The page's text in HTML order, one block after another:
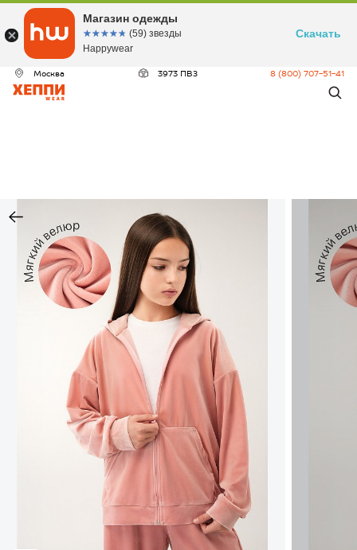
Москва 3973 ПВЗ 8 (800) 707-51-41
Магазин одежды
☆☆☆☆☆
★★★★★ (59) звезды
Happywear
Скачать